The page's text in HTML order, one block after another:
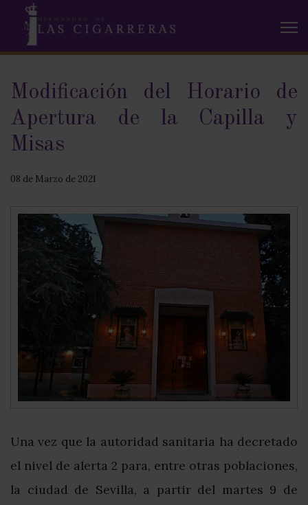
Modificación del Horario de
Apertura de la Capilla y
Misas
08 de Marzo de 2021
Una vez que la autoridad sanitaria ha decretado
el nivel de alerta 2 para, entre otras poblaciones,
la ciudad de Sevilla, a partir del martes 9 de